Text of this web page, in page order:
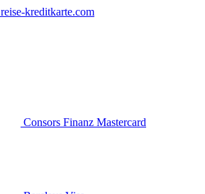
reise-kreditkarte.com
Consors Finanz Mastercard